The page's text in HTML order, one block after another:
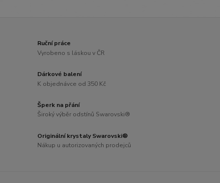
Ruční práce
Vyrobeno s láskou v ČR
Dárkové balení
K objednávce od 350 Kč
Šperk na přání
Široký výběr odstínů Swarovski®
Originální krystaly Swarovski®
Nákup u autorizovaných prodejců